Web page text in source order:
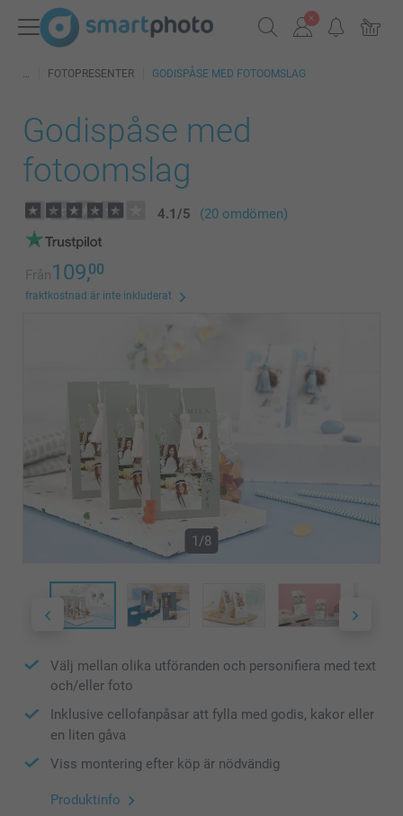
FOTOPRESENTER GODISPÅSE MED FOTOOMSLAG
Godispåse med
fotoomslag
4.1/5 (20 omdömen)
Från109,00
fraktkostnad är inte inkluderat
1/8
Välj mellan olika utföranden och personifiera med text
och/eller foto
Inklusive cellofanpåsar att fylla med godis, kakor eller
en liten gåva
Viss montering efter köp är nödvändig
Produktinfo